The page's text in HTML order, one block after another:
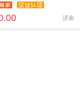
济南